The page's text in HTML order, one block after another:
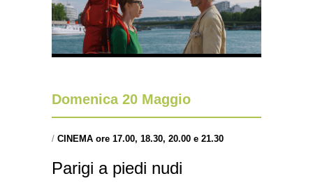
Domenica 20 Maggio
/ CINEMA ore 17.00, 18.30, 20.00 e 21.30
Parigi a piedi nudi